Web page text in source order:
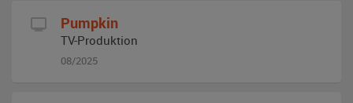
Pumpkin
TV-Produktion
08/2025